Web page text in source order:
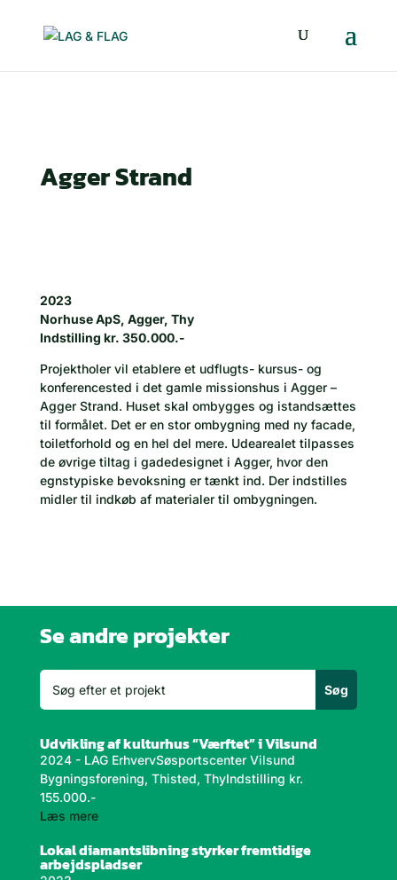
Agger Strand
2023
Norhuse ApS, Agger, Thy
Indstilling kr. 350.000.-
Projektholer vil etablere et udflugts- kursus- og
konferencested i det gamle missionshus i Agger –
Agger Strand. Huset skal ombygges og istandsættes
til formålet. Det er en stor ombygning med ny facade,
toiletforhold og en hel del mere. Udearealet tilpasses
de øvrige tiltag i gadedesignet i Agger, hvor den
egnstypiske bevoksning er tænkt ind. Der indstilles
midler til indkøb af materialer til ombygningen.
Se andre projekter
Udvikling af kulturhus “Værftet” i Vilsund
2024 - LAG ErhvervSøsportscenter Vilsund
Bygningsforening, Thisted, ThyIndstilling kr.
155.000.-
læs mere
Lokal diamantslibning styrker fremtidige
arbejdspladser